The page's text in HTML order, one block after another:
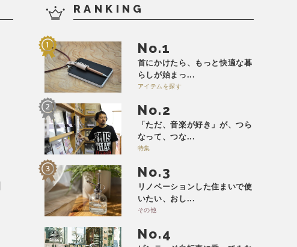
RANKING
No.
首にかけたら、もっと快適な暮
らしが始まっ...
アイテムを探す
No.
「ただ、音楽が好き」が、つら
なって、つな...
特集
No.
リノベーションした住まいで使
いたい、おし...
その他
No.